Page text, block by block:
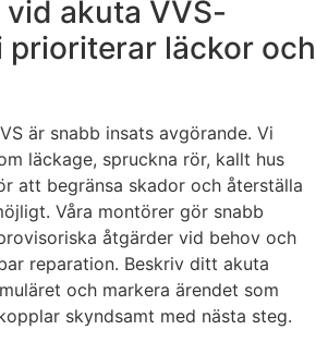
akuta VVS-
prioriterar läckor och
är snabb insats avgörande. Vi
läckage, spruckna rör, kallt hus
att begränsa skador och återställa
Våra montörer gör snabb
åtgärder vid behov och
reparation. Beskriv ditt akuta
och markera ärendet som
skyndsamt med nästa steg.